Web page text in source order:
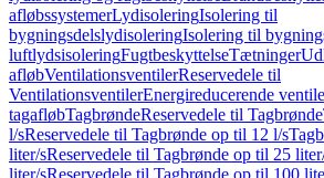
afløbssystemerLydisoleringIsolering til
bygningsdelslydisoleringIsolering til
luftlydsisoleringFugtbeskyttelseTætninger
afløbVentilationsventilerReservedele til
VentilationsventilerEnergireducerende
tagafløbTagbrøndeReservedele til Tagbrønde
l/sReservedele til Tagbrønde op til 12 l/s
liter/sReservedele til Tagbrønde op til 25
liter/sReservedele til Tagbrønde op til 100